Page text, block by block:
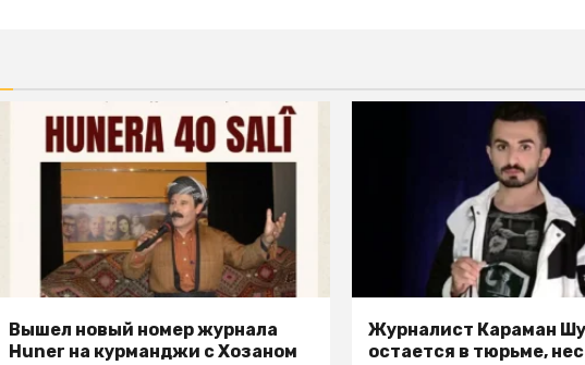
Вышел новый номер журнала
Huner на курманджи с Хозаном
Журналист Караман
остается в тюрьме,